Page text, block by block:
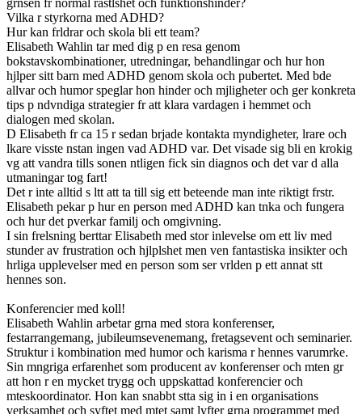
grnsen fr normal rastlshet och funktionshinder?
Vilka r styrkorna med ADHD?
Hur kan frldrar och skola bli ett team?
Elisabeth Wahlin tar med dig p en resa genom
bokstavskombinationer, utredningar, behandlingar och hur hon
hjlper sitt barn med ADHD genom skola och pubertet. Med bde
allvar och humor speglar hon hinder och mjligheter och ger konkreta
tips p ndvndiga strategier fr att klara vardagen i hemmet och
dialogen med skolan.
D Elisabeth fr ca 15 r sedan brjade kontakta myndigheter, lrare och
lkare visste nstan ingen vad ADHD var. Det visade sig bli en krokig
vg att vandra tills sonen ntligen fick sin diagnos och det var d alla
utmaningar tog fart!
Det r inte alltid s ltt att ta till sig ett beteende man inte riktigt frstr.
Elisabeth pekar p hur en person med ADHD kan tnka och fungera
och hur det pverkar familj och omgivning.
I sin frelsning berttar Elisabeth med stor inlevelse om ett liv med
stunder av frustration och hjlplshet men ven fantastiska insikter och
hrliga upplevelser med en person som ser vrlden p ett annat stt
hennes son.
Konferencier med koll!
Elisabeth Wahlin arbetar grna med stora konferenser,
festarrangemang, jubileumsevenemang, fretagsevent och seminarier.
Struktur i kombination med humor och karisma r hennes varumrke.
Sin mngriga erfarenhet som producent av konferenser och mten gr
att hon r en mycket trygg och uppskattad konferencier och
mteskoordinator. Hon kan snabbt stta sig in i en organisations
verksamhet och syftet med mtet samt lyfter grna programmet med